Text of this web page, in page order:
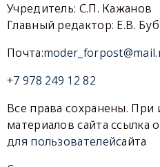
Учредитель: С.П. Кажанов
Главный редактор: Е.В.
Почта:
+7 978 249 12 82
Все права сохранены. При
материалов сайта ссылка
для пользователейсайта